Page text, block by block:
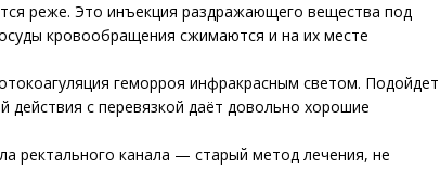
реже. Это инъекция раздражающего вещества под
кровообращения сжимаются и на их месте
геморроя инфракрасным светом. Подойдет
действия с перевязкой даёт довольно хорошие
ректального канала — старый метод лечения, не